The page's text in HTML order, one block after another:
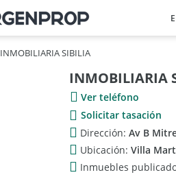
INMOBILIARIA SIBILIA
INMOBILIARIA
Ver teléfono
Solicitar tasación
Dirección: Av B
Ubicación: Villa
Inmuebles